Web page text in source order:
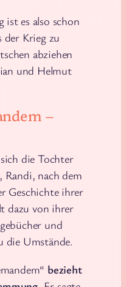
ist es also schon
der Krieg zu
abziehen
und Helmut
–
die Tochter
nach dem
Geschichte ihrer
dazu von ihrer
und
die Umstände.
bezieht